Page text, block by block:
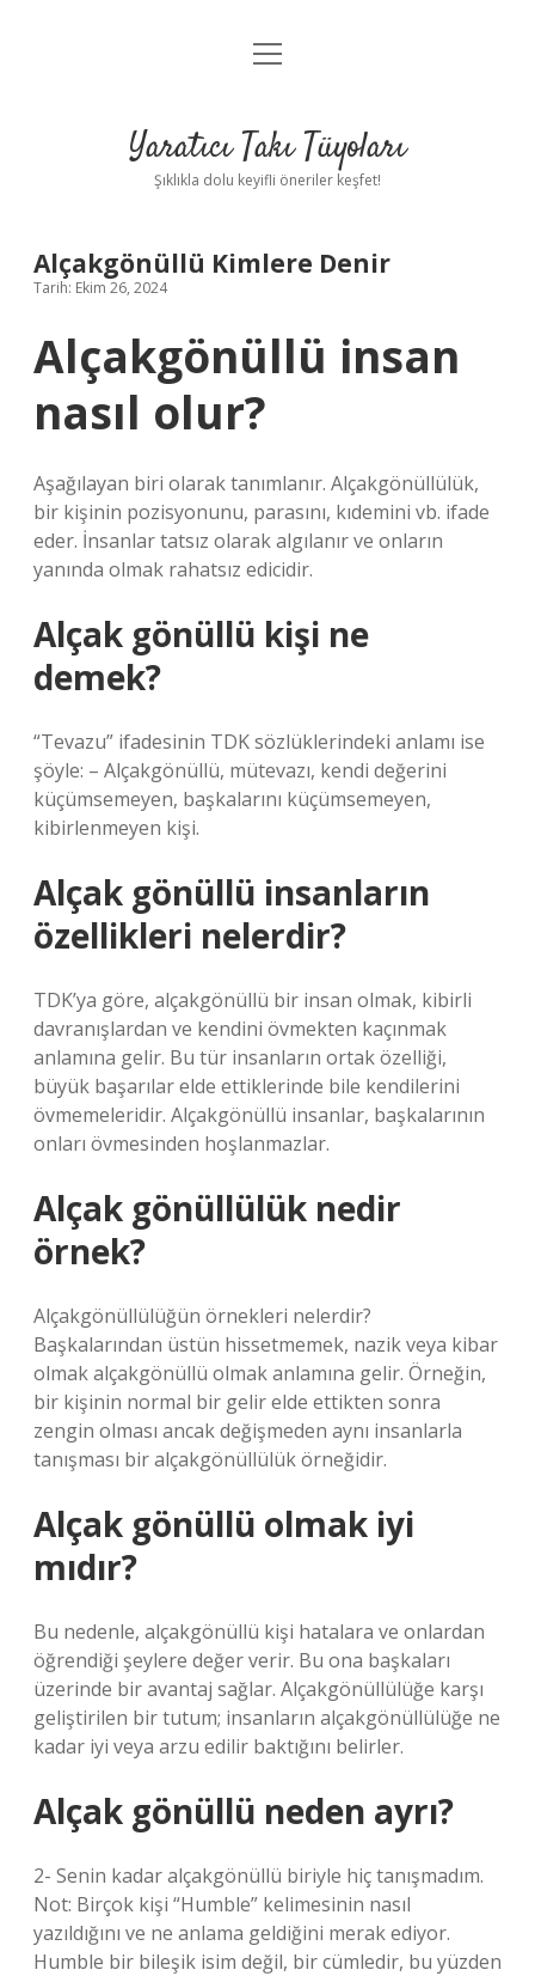
Anasayfa
Yasal Uyarı
menüyü
Yaratıcı Takı Tüyoları
Şıklıkla dolu keyifli öneriler keşfet!
Alçakgönüllü Kimlere Denir
Tarih: Ekim 26, 2024
Alçakgönüllü insan
nasıl olur?
Aşağılayan biri olarak tanımlanır. Alçakgönüllülük,
bir kişinin pozisyonunu, parasını, kıdemini vb. ifade
eder. İnsanlar tatsız olarak algılanır ve onların
yanında olmak rahatsız edicidir.
Alçak gönüllü kişi ne
demek?
“Tevazu” ifadesinin TDK sözlüklerindeki anlamı ise
şöyle: – Alçakgönüllü, mütevazı, kendi değerini
küçümsemeyen, başkalarını küçümsemeyen,
kibirlenmeyen kişi.
Alçak gönüllü insanların
özellikleri nelerdir?
TDK’ya göre, alçakgönüllü bir insan olmak, kibirli
davranışlardan ve kendini övmekten kaçınmak
anlamına gelir. Bu tür insanların ortak özelliği,
büyük başarılar elde ettiklerinde bile kendilerini
övmemeleridir. Alçakgönüllü insanlar, başkalarının
onları övmesinden hoşlanmazlar.
Alçak gönüllülük nedir
örnek?
Alçakgönüllülüğün örnekleri nelerdir?
Başkalarından üstün hissetmemek, nazik veya kibar
olmak alçakgönüllü olmak anlamına gelir. Örneğin,
bir kişinin normal bir gelir elde ettikten sonra
zengin olması ancak değişmeden aynı insanlarla
tanışması bir alçakgönüllülük örneğidir.
Alçak gönüllü olmak iyi
mıdır?
Bu nedenle, alçakgönüllü kişi hatalara ve onlardan
öğrendiği şeylere değer verir. Bu ona başkaları
üzerinde bir avantaj sağlar. Alçakgönüllülüğe karşı
geliştirilen bir tutum; insanların alçakgönüllülüğe ne
kadar iyi veya arzu edilir baktığını belirler.
Alçak gönüllü neden ayrı?
2- Senin kadar alçakgönüllü biriyle hiç tanışmadım.
Not: Birçok kişi “Humble” kelimesinin nasıl
yazıldığını ve ne anlama geldiğini merak ediyor.
Humble bir bileşik isim değil, bir cümledir, bu yüzden